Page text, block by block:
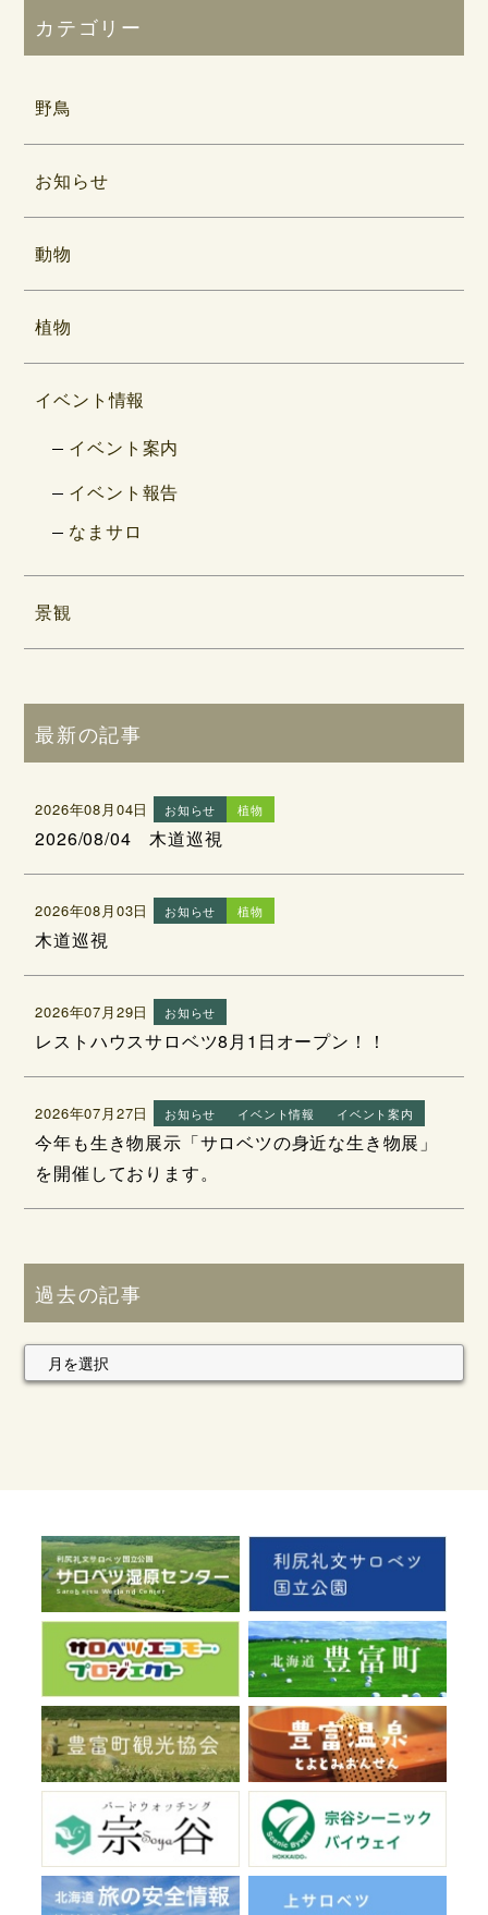
カテゴリー
野鳥
お知らせ
動物
植物
イベント情報
イベント案内
イベント報告
なまサロ
景観
最新の記事
2026年08月04日 お知らせ 植物
2026/08/04 木道巡視
2026年08月03日 お知らせ 植物
木道巡視
2026年07月29日 お知らせ
レストハウスサロベツ8月1日オープン！！
2026年07月27日 お知らせ イベント情報 イベント案内
今年も生き物展示「サロベツの身近な生き物展」
を開催しております。
過去の記事